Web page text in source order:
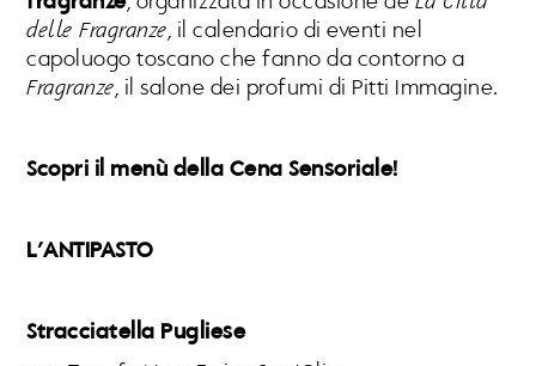
delle Fragranze, il calendario di eventi nel
capoluogo toscano che fanno da contorno a
Fragranze, il salone dei profumi di Pitti Immagine.
Scopri il menù della Cena Sensoriale!
L’ANTIPASTO
Stracciatella Pugliese